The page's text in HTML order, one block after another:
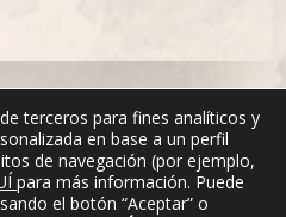
terceros para fines analíticos y
en base a un perfil
de navegación (por ejemplo,
para más información. Puede
el botón “Aceptar” o